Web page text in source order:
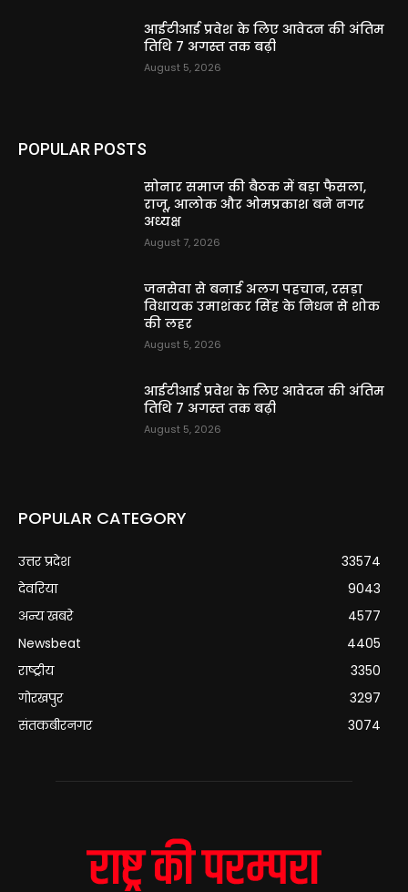
आईटीआई प्रवेश के लिए आवेदन की अंतिम
तिथि 7 अगस्त तक बढ़ी
August 5, 2026
POPULAR POSTS
सोनार समाज की बैठक में बड़ा फैसला,
राजू, आलोक और ओमप्रकाश बने नगर
अध्यक्ष
August 7, 2026
जनसेवा से बनाई अलग पहचान, रसड़ा
विधायक उमाशंकर सिंह के निधन से शोक
की लहर
August 5, 2026
आईटीआई प्रवेश के लिए आवेदन की अंतिम
तिथि 7 अगस्त तक बढ़ी
August 5, 2026
POPULAR CATEGORY
उत्तर प्रदेश
33574
देवरिया
9043
अन्य खबरे
4577
Newsbeat
4405
राष्ट्रीय
3350
गोरखपुर
3297
संतकबीरनगर
3074